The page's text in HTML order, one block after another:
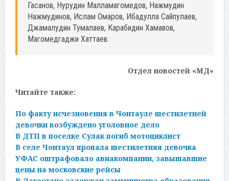
Гасанов, Нурудин Малламагомедов, Нажмудин
Нажмудинов, Ислам Омаров, Ибадулла Сайпулаев,
Джамалудин Тумалаев, Карабидин Хамавов,
Магомедгаджи Хаттаев.
Отдел новостей «МД»
Читайте также:
По факту исчезновения в Чонтауле шестилетней
девочки возбуждено уголовное дело
В ДТП в поселке Сулак погиб мотоциклист
В селе Чонтаул пропала шестилетняя девочка
УФАС оштрафовало авиакомпании, завышавшие
цены на московские рейсы